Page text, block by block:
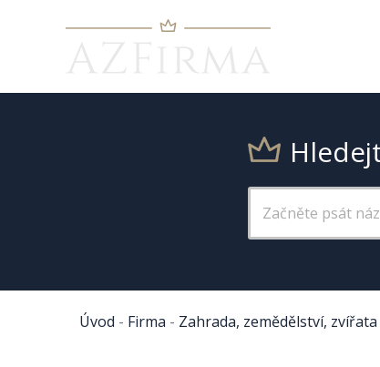
Úvod - Firma - Zahrada, zemědělství, zvířata